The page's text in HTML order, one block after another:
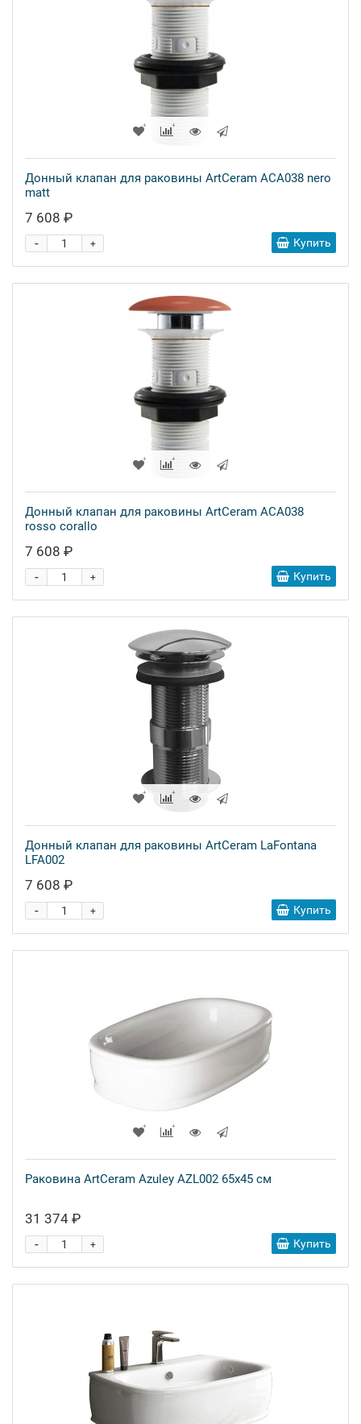
Донный клапан для раковины ArtCeram ACA038 nero
matt
7 608 ₽
+
- Купить
Донный клапан для раковины ArtCeram ACA038
rosso corallo
7 608 ₽
+
- Купить
Донный клапан для раковины ArtCeram LaFontana
LFA002
7 608 ₽
+
- Купить
Раковина ArtCeram Azuley AZL002 65х45 см
31 374 ₽
+
- Купить